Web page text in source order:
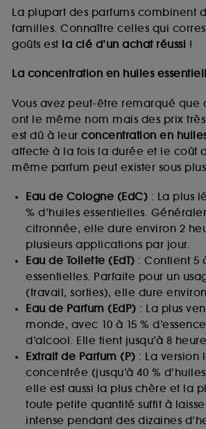
La plupart des parfums combinent
familles. Connaître celles qui
goûts est la clé d’un achat réussi !
La concentration en huiles
Vous avez peut-être remarqué que
ont le même nom mais des prix
est dû à leur concentration en
affecte à la fois la durée et le coût
même parfum peut exister sous
Eau de Cologne (EdC) : La plus
% d’huiles essentielles.
citronnée, elle dure environ 2
plusieurs applications par jour.
Eau de Toilette (EdT) : Contient 5
essentielles. Parfaite pour un
(travail, sorties), elle dure
Eau de Parfum (EdP) : La plus
monde, avec 10 à 15 %
d’alcool. Elle tient jusqu’à 8
Extrait de Parfum (P) : La version
concentrée (jusqu’à 40 %
elle est aussi la plus chère et la
toute petite quantité suffit à
intense pendant des dizaines